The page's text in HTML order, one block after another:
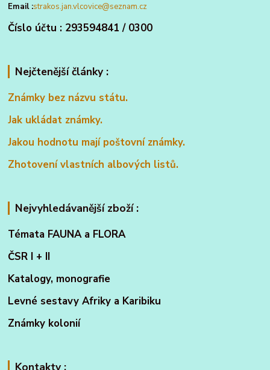
Email :strakos.jan.vlcovice@seznam.cz
Číslo účtu : 293594841 / 0300
Nejčtenější články :
Známky bez názvu státu.
Jak ukládat známky.
Jakou hodnotu mají poštovní známky.
Zhotovení vlastních albových listů.
Nejvyhledávanější zboží :
Témata FAUNA a FLORA
ČSR I + II
Katalogy, monografie
Levné sestavy Afriky a Karibiku
Známky kolonií
Kontakty :